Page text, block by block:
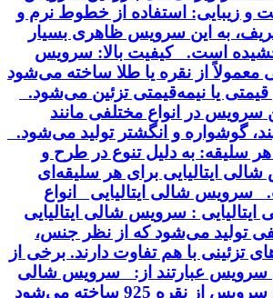
زیبایی: استفاده از خطوط نرم و
به این سرویس ظاهری بسیار
بخشیده است. کیفیت بالا: سرویس
معمولاً از نقره یا طلا ساخته می‌شود
یا نیمه‌قیمتی تزئین می‌شود.
سرویس در انواع مختلفی مانند
گوشواره و انگشتر تولید می‌شود.
سلیقه: به دلیل تنوع در طرح و
ایتالیایی برای هر سلیقه‌ای
شالی ایتالیایی انواع
: سرویس شالی ایتالیایی
تولید می‌شود که از نظر جنس،
تزئینی با هم تفاوت دارند. برخی از
سرویس عبارتند از: سرویس شالی
نقره: این نوع سرویس از نقره 925 ساخته می‌شود